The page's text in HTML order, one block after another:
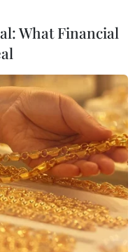
(Nguồn: AFP)
thống Mỹ
ngại về quyết
thích hàng trăm tù
ngày 11/1 khẳng
giữ tại trại
What Financial